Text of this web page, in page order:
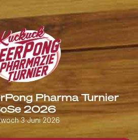
Pharma Turnier
2026
3 Juni 2026